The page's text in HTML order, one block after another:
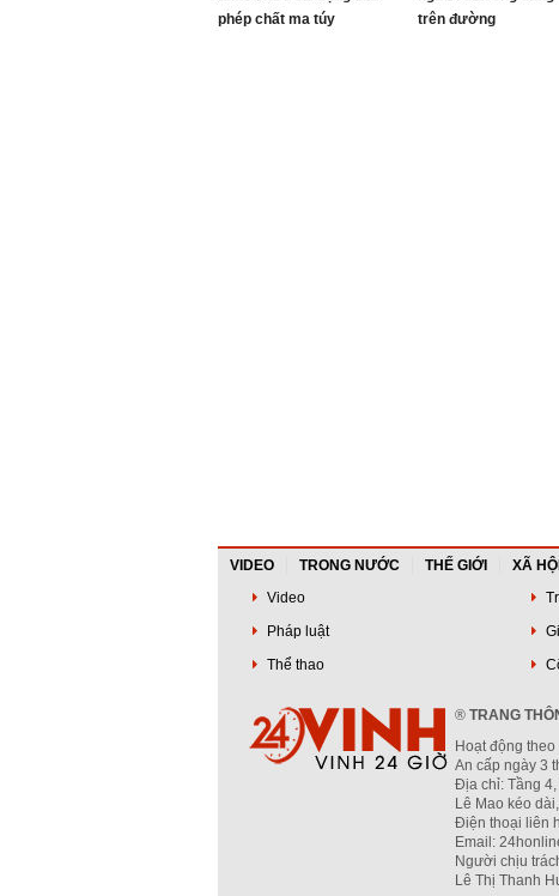
phép chất ma túy
trên đường
VIDEO TRONG NƯỚC THẾ GIỚI XÃ HỘI
Video
Pháp luật
Thể thao
® TRANG
Hoạt động
An cấp ngày 3
Địa chỉ: Tầng
Lê Mao kéo
Điện thoại liên
Email:
Người chịu
Lê Thị Thanh